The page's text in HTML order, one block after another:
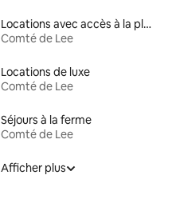
Locations avec accès à la plage
Comté de Lee
Locations de luxe
Comté de Lee
Séjours à la ferme
Comté de Lee
Afficher plus